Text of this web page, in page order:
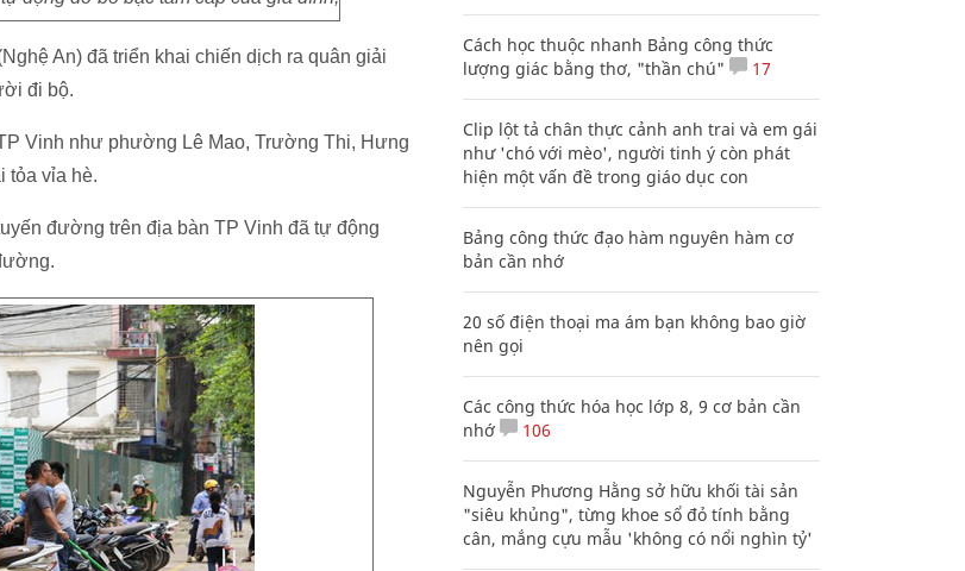
An) đã triển khai chiến dịch ra quân giải
đi bộ.
Vinh như phường Lê Mao, Trường Thi, Hưng
tỏa vỉa hè.
đường trên địa bàn TP Vinh đã tự động
Cách học thuộc nhanh Bảng công thức
lượng giác bằng thơ, "thần chú"
17
Clip lột tả chân thực cảnh anh trai và em gái
như 'chó với mèo', người tinh ý còn phát
hiện một vấn đề trong giáo dục con
Bảng công thức đạo hàm nguyên hàm cơ
bản cần nhớ
20 số điện thoại ma ám bạn không bao giờ
nên gọi
Các công thức hóa học lớp 8, 9 cơ bản cần
nhớ
106
Nguyễn Phương Hằng sở hữu khối tài sản
"siêu khủng", từng khoe sổ đỏ tính bằng
cân, mắng cựu mẫu 'không có nổi nghìn tỷ'